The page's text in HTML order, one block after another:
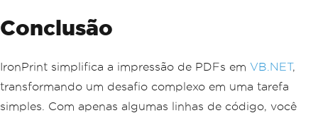
Conclusão
IronPrint simplifica a impressão de PDFs em VB.NET,
transformando um desafio complexo em uma tarefa
simples. Com apenas algumas linhas de código, você